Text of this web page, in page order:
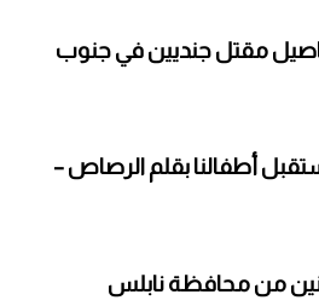
مقتل جنديين في جنوب
أطفالنا بقلم الرصاص –